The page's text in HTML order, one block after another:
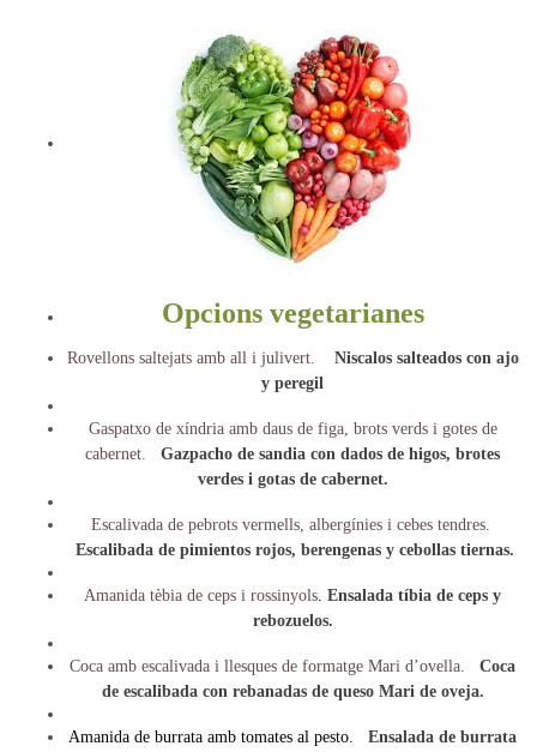
Opcions vegetarianes
Rovellons saltejats amb all i julivert. Niscalos salteados con ajo
y peregil
Gaspatxo de xíndria amb daus de figa, brots verds i gotes de
cabernet. Gazpacho de sandia con dados de higos, brotes
verdes i gotas de cabernet.
Escalivada de pebrots vermells, albergínies i cebes tendres.
Escalibada de pimientos rojos, berengenas y cebollas tiernas.
Amanida tèbia de ceps i rossinyols. Ensalada tíbia de ceps y
rebozuelos.
Coca amb escalivada i llesques de formatge Mari d’ovella. Coca
de escalibada con rebanadas de queso Mari de oveja.
Amanida de burrata amb tomates al pesto. Ensalada de burrata